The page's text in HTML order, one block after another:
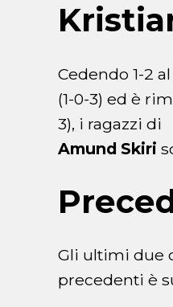
Cedendo 1-2
(1-0-3) ed è
3), i ragazzi di
Amund Skiri
Gli ultimi due
precedenti è